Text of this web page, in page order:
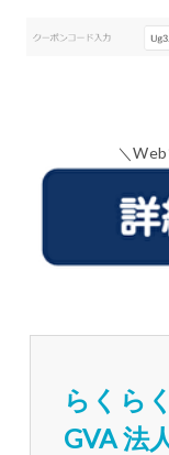
＼
らくら
GVA 法